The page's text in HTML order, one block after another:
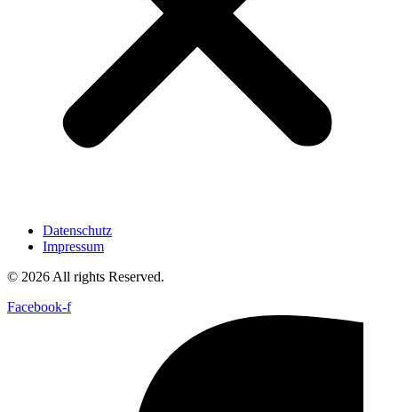
Datenschutz
Impressum
© 2026 All rights Reserved.
Facebook-f